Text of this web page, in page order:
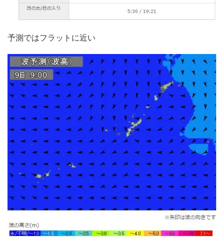
予測ではフラットに近い